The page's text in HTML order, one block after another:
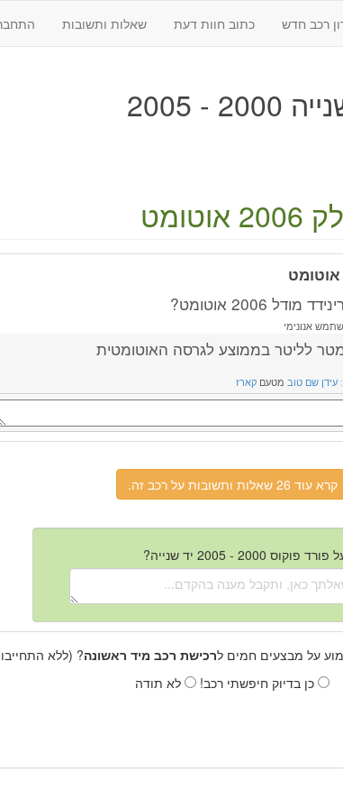
רכב חדש כתוב חוות דעת שאלות ותשובות
2005
2006 אוטומט?
אנונימי
עידן שם טוב מטעםקארז
קרא עוד 26 שאלות ותשובות על רכב זה.
2000 - 2005 יד שנייה?
על מבצעים חמים לרכישת רכב מיד ראשונה? (ללא
כן בדיוק חיפשתי רכב!
לא תודה